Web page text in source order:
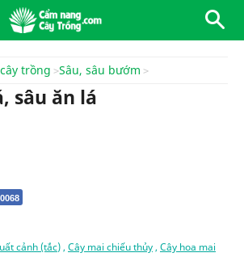
trồng Sâu, sâu bướm
sâu ăn lá
cảnh (tắc), Cây mai chiếu thủy, Cây hoa mai